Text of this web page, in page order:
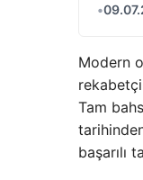
•
Modern
Tam
başarılı